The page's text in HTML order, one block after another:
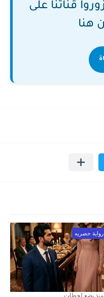
قناتنا على
هنا
رواية حصريه